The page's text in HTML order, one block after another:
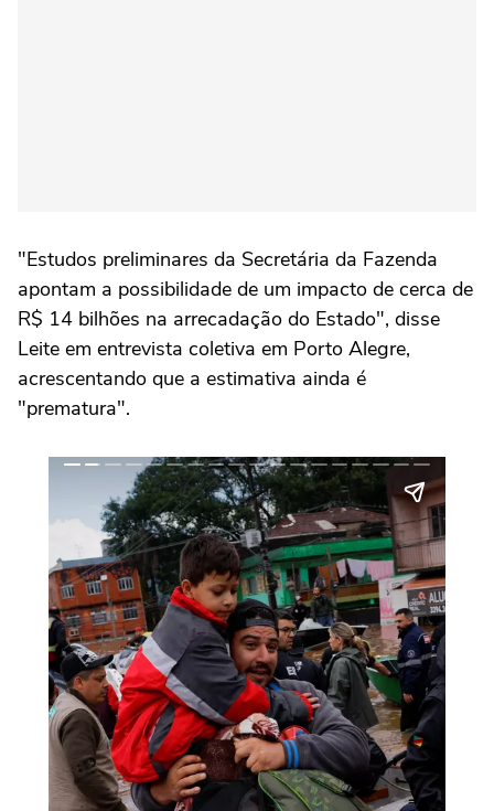
"Estudos preliminares da Secretária da Fazenda
apontam a possibilidade de um impacto de cerca de
R$ 14 bilhões na arrecadação do Estado", disse
Leite em entrevista coletiva em Porto Alegre,
acrescentando que a estimativa ainda é
"prematura".